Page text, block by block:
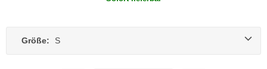
Größe: S